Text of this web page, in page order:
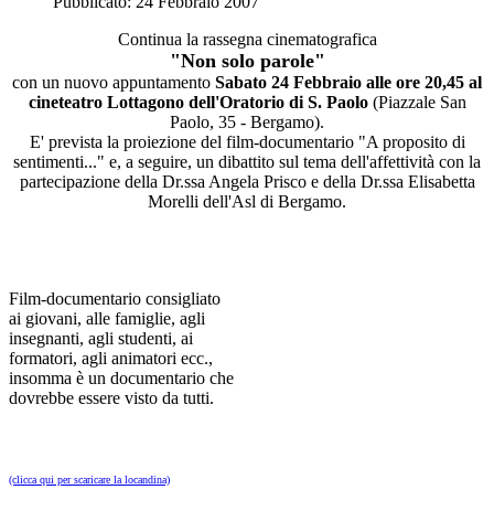
Continua la rassegna cinematografica
"Non solo parole"
con un nuovo appuntamento Sabato 24 Febbraio alle ore 20,45 al
cineteatro Lottagono dell'Oratorio di S. Paolo(Piazzale San
Paolo, 35 - Bergamo).
E' prevista la proiezione del film-documentario "A proposito di
sentimenti..." e, a seguire, un dibattito sul tema dell'affettività con la
partecipazione della Dr.ssa Angela Prisco e della Dr.ssa Elisabetta
Morelli dell'Asl di Bergamo.
Film-documentario consigliato
ai giovani, alle famiglie, agli
insegnanti, agli studenti, ai
formatori, agli animatori ecc.,
insomma è un documentario che
dovrebbe essere visto da tutti.
(clicca qui per scaricare la locandina)